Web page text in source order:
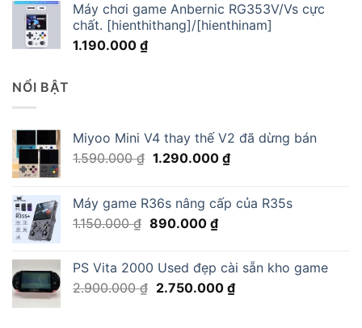
Máy chơi game Anbernic RG353V/Vs cực
chất. [hienthithang]/[hienthinam]
1.190.000 ₫
NỔI BẬT
Miyoo Mini V4 thay thế V2 đã dừng bán
1.590.000₫ Giá
1.590.000 ₫.
1.290.000 ₫Giá
là:
Máy game R36s nâng cấp của R35s
1.150.000₫ Giá
1.150.000 ₫.
890.000 ₫Giá
là:
890.000 ₫.
PS Vita 2000 Used đẹp cài sẵn kho game
2.900.000₫ Giá
2.750.000 ₫Giá